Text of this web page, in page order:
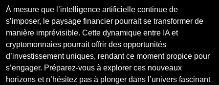
À mesure que l’intelligence artificielle continue de
s’imposer, le paysage financier pourrait se transformer de
manière imprévisible. Cette dynamique entre IA et
cryptomonnaies pourrait offrir des opportunités
d’investissement uniques, rendant ce moment propice pour
s’engager. Préparez-vous à explorer ces nouveaux
horizons et n’hésitez pas à plonger dans l’univers fascinant